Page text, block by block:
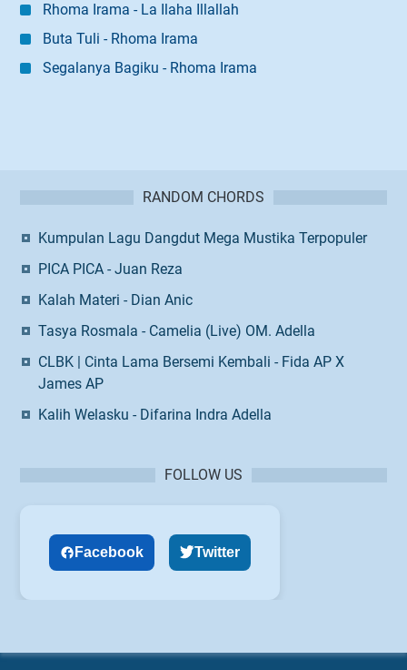
Rhoma Irama - La Ilaha Illallah
Buta Tuli - Rhoma Irama
Segalanya Bagiku - Rhoma Irama
RANDOM CHORDS
Kumpulan Lagu Dangdut Mega Mustika Terpopuler
PICA PICA - Juan Reza
Kalah Materi - Dian Anic
Tasya Rosmala - Camelia (Live) OM. Adella
CLBK | Cinta Lama Bersemi Kembali - Fida AP X
James AP
Kalih Welasku - Difarina Indra Adella
FOLLOW US
Facebook Twitter